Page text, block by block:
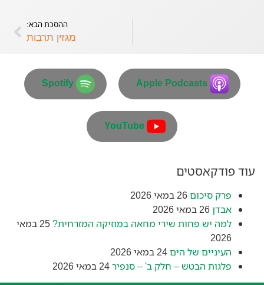
ההסכת הבא:
מגזין תרבות
Apple Podcasts
Spotify
YouTube
עוד פודקאסטים
פרק סיכום26 במאי 2026
אבדן26 במאי 2026
למה יש פחות שירי מחאה במוזיקה המזרחית?
25 במאי
2026
העיניים של הים24 במאי 2026
פלגות הבטש – חלק ב' – סנפיר24 במאי 2026